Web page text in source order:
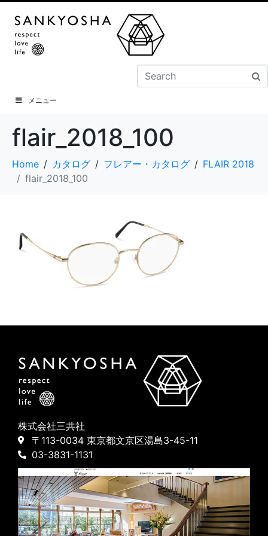
メニュー
flair_2018_100
Home カタログ フレアー・カタログ
FLAIR 2018
flair_2018_100
株式会社三共社
〒113-0034 東京都文京区湯島3-45-11
03-3831-1131